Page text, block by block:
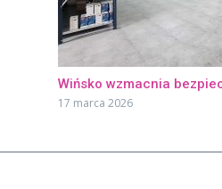
Wińsko wzmacnia
17 marca 2026